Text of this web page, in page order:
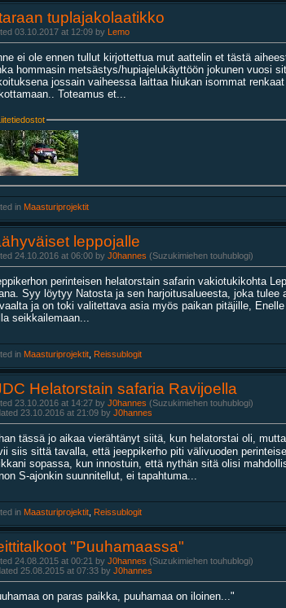
tuplajakolaatikko
03.10.2017 at 12:09 by Lemo
ei ole ennen tullut kirjottettua mut aattelin et tästä
hommasin metsästys/hupiajelukäyttöön jokunen vuosi
jossain vaiheessa laittaa hiukan isommat
Toteamus et...
in Maasturiprojektit
leppojalle
24.10.2016 at 06:00 by J0hannes (Suzukimiehen touhublogi)
perinteisen helatorstain safarin vakiotukikohta
Syy löytyy Natosta ja sen harjoitusalueesta, joka tulee
ja on toki valitettava asia myös paikan pitäjille,
seikkailemaan...
in Maasturiprojektit Reissublogit
Helatorstain safaria Ravijoella
23.10.2016 at 14:27 by J0hannes (Suzukimiehen touhublogi)
23.10.2016 at 21:09 by J0hannes
tässä jo aikaa vierähtänyt siitä, kun helatorstai oli,
siis sittä tavalla, että jeeppikerho piti välivuoden
sopassa, kun innostuin, että nythän sitä olisi
S-ajonkin suunnitellut, ei tapahtuma...
in Maasturiprojektit Reissublogit
"Puuhamaassa"
24.08.2015 at 00:21 by J0hannes (Suzukimiehen touhublogi)
25.08.2015 at 07:33 by J0hannes
on paras paikka, puuhamaa on iloinen..."